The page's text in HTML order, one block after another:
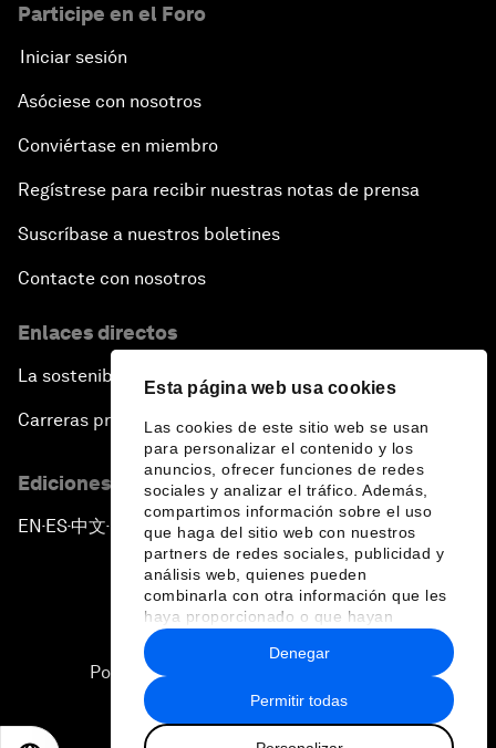
Esta página web usa cookies
Las cookies de este sitio web se usan
para personalizar el contenido y los
anuncios, ofrecer funciones de redes
sociales y analizar el tráfico. Además,
compartimos información sobre el uso
que haga del sitio web con nuestros
partners de redes sociales, publicidad y
análisis web, quienes pueden
combinarla con otra información que les
haya proporcionado o que hayan
recopilado a partir del uso que haya
hecho de sus servicios.
Permitir todas
Denegar
Participe en el Foro
Iniciar sesión
Asóciese con nosotros
Conviértase en miembro
Regístrese para recibir nuestras notas de prensa
Suscríbase a nuestros boletines
Contacte con nosotros
Enlaces directos
La sostenibilidad en el Foro
Carreras profesionales
Ediciones en otros idiomas
EN ▪ES▪中文▪ 日本語
Política de privacidad y normas de uso
Sitemap